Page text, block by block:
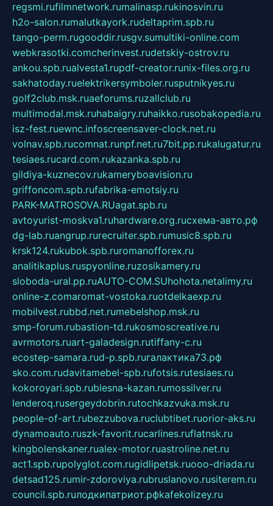
regsmi.rufilmnetwork.rumalinasp.rukinosvin.ru
h2o-salon.rumalutkayork.rudeltaprim.spb.ru
tango-perm.rugooddir.rusgv.sumultiki-online.com
webkrasotki.comcherinvest.rudetskiy-ostrov.ru
ankou.spb.rualvesta1.rupdf-creator.runix-files.org.ru
sakhatoday.ruelektrikersymboler.rusputnikyes.ru
golf2club.msk.ruaeforums.ruzallclub.ru
multimodal.msk.ruhabaigry.ruhaikko.rusobakopedia.ru
isz-fest.ruewnc.infoscreensaver-clock.net.ru
volnav.spb.rucomnat.runpf.net.ru7bit.pp.rukalugatur.ru
tesiaes.rucard.com.rukazanka.spb.ru
gildiya-kuznecov.rukameryboavision.ru
griffoncom.spb.rufabrika-emotsiy.ru
PARK-MATROSOVA.RUagat.spb.ru
avtoyurist-moskva1.ruhardware.org.ruсхема-авто.рф
dg-lab.ruangrup.rurecruiter.spb.rumusic8.spb.ru
krsk124.rukubok.spb.ruromanofforex.ru
analitikaplus.ruspyonline.ruzosikamery.ru
sloboda-ural.pp.ruAUTO-COM.SUhohota.netalimy.ru
online-z.comaromat-vostoka.ruotdelkaexp.ru
mobilvest.rubbd.net.rumebelshop.msk.ru
smp-forum.rubastion-td.rukosmoscreative.ru
avrmotors.ruart-galadesign.rutiffany-c.ru
ecostep-samara.rud-p.spb.ruгалактика73.рф
sko.com.rudavitamebel-spb.rufotsis.rutesiaes.ru
kokoroyari.spb.rublesna-kazan.rumossilver.ru
lenderoq.rusergeydobrin.rutochkazvuka.msk.ru
people-of-art.rubezzubova.ruclubtibet.ruorior-aks.ru
dynamoauto.ruszk-favorit.rucarlines.ruflatnsk.ru
kingbolenskaner.rualex-motor.ruastroline.net.ru
act1.spb.rupolyglot.com.rugidlipetsk.ruooo-driada.ru
detsad125.rumir-zdoroviya.rubruslanovo.rusiterem.ru
council.spb.ruлодкипатриот.рфkafekolizey.ru